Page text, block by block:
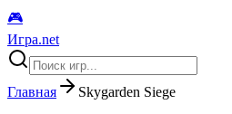
🎮
Игра.net
Главная
Skygarden Siege